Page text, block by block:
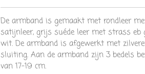
De armband is gemaakt met rondleer
satijnleer, grijs suéde leer met strass eb
wit. De armband is afgewerkt met
sluiting. Aan de armband zijn 3 bedels
van 17-19 cm.